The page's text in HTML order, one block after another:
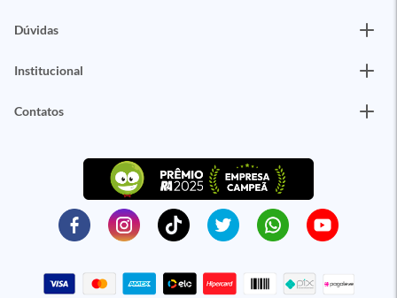
Dúvidas
Institucional
Contatos